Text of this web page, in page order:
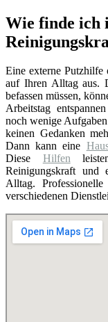
Wie finde ich
Eine externe Putzhilfe
auf Ihren Alltag aus.
befassen müssen,
Arbeitstag
noch wenige
keinen Gedanken
Dann kann eine
Diese Hilfen
Reinigungskraft und
Alltag. Professionelle
verschiedenen